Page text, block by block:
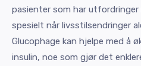
pasienter som har utfordringer
spesielt når livsstilsendringer
Glucophage kan hjelpe med å
insulin, noe som gjør det